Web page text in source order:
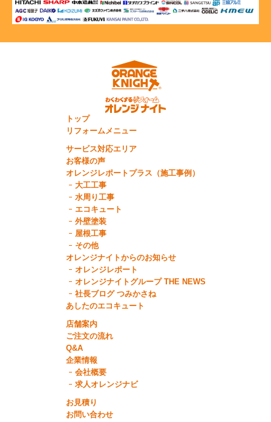
トップ
リフォームメニュー
サービス対応エリア
お客様の声
オレンジレポートプラス（施工事例）
大工工事
水周り工事
エコキュート
外壁塗装
屋根工事
その他
オレンジナイトからのお知らせ
オレンジレポート
オレンジナイトグループ THE NEWS
社長ブログ つみかさね
あしたのエコキュート
店舗案内
ご注文の流れ
Q&A
企業情報
会社概要
求人オレンジナビ
お見積り
お問い合わせ